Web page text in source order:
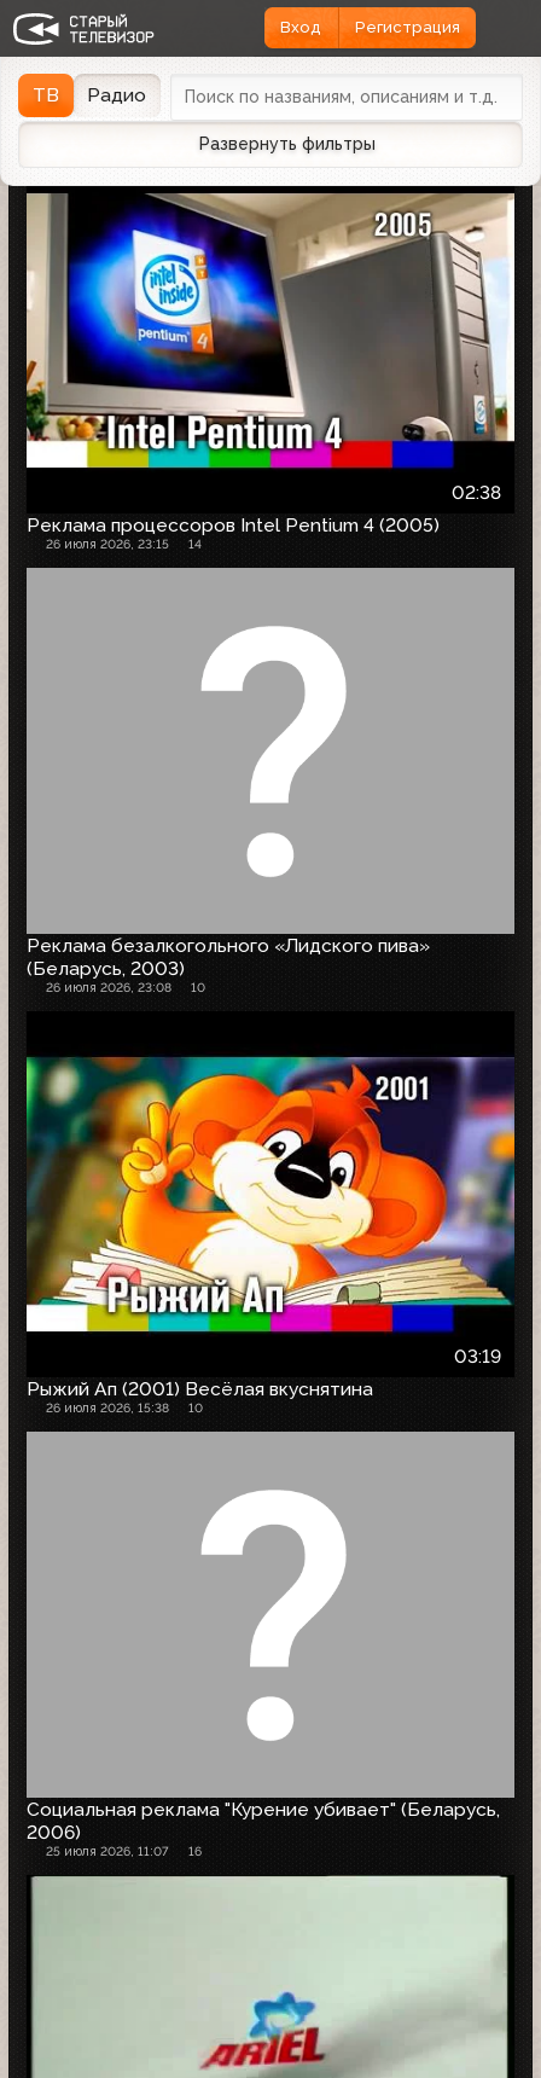
Вход Регистрация
ТВ Радио
Развернуть фильтры
Найдено 1166 записей Дата эфираДата заливки
02:38
Реклама процессоров Intel Pentium 4 (2005)
26 июля 2026, 23:15 14
Реклама безалкогольного «Лидского пива»
(Беларусь, 2003)
26 июля 2026, 23:08 10
03:19
Рыжий Ап (2001) Весёлая вкуснятина
26 июля 2026, 15:38 10
Социальная реклама "Курение убивает" (Беларусь,
2006)
25 июля 2026, 11:07 16